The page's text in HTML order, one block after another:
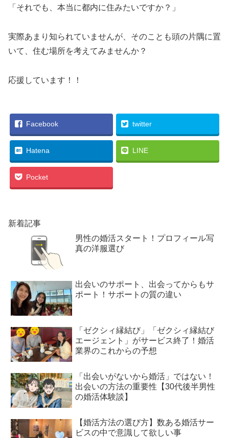
「それでも、本当に都内に住みたいですか？」
実際あまり知られていませんが、そのことも頭の片隅に置
いて、住む場所を考えてみませんか？
応援しています！！
Facebook twitter
Hatena LINE
Pocket
新着記事
男性の婚活スタート！プロフィール写
真の洋服選び
出会いのサポート、出会ってからもサ
ポート！サポートの質の違い
「ゼクシィ縁結び」「ゼクシィ縁結び
エージェント」がサービス終了！婚活
業界のこれからの予想
「出会いがないから婚活」ではない！
出会いの方法の重要性【30代後半男性
の婚活体験談】
【婚活方法の選び方】数ある婚活サー
ビスの中で意識して欲しい事